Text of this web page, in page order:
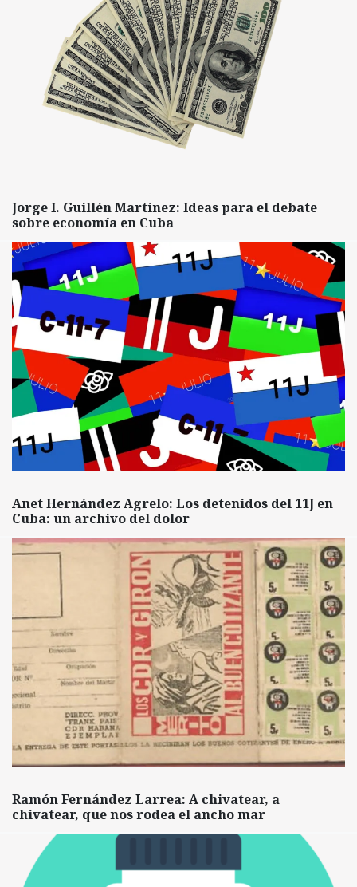
Jorge I. Guillén Martínez: Ideas para el debate
sobre economía en Cuba
Anet Hernández Agrelo: Los detenidos del 11J en
Cuba: un archivo del dolor
Ramón Fernández Larrea: A chivatear, a
chivatear, que nos rodea el ancho mar